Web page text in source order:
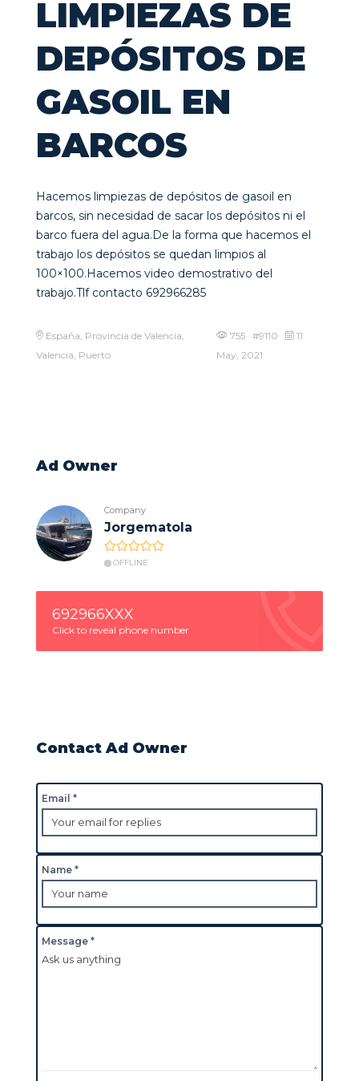
LIMPIEZAS DE
DEPÓSITOS DE
GASOIL EN
BARCOS
Hacemos limpiezas de depósitos de gasoil en
barcos, sin necesidad de sacar los depósitos ni el
barco fuera del agua.De la forma que hacemos el
trabajo los depósitos se quedan limpios al
100×100.Hacemos video demostrativo del
trabajo.Tlf contacto 692966285
España, Provincia de Valencia,
Valencia, Puerto
755 #9110
11
May, 2021
Ad Owner
Company
Jorgematola
OFFLINE
692966XXX
Click to reveal phone number
Contact Ad Owner
Email *
Name *
Message *